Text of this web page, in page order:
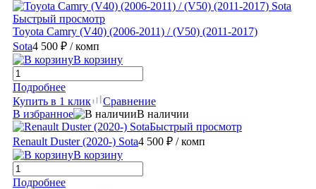
Быстрый просмотр
Toyota Camry (V40) (2006-2011) / (V50) (2011-2017)
Sota4 500 ₽ / комп
В корзину
Подробнее
Купить в 1 клик
Сравнение
В избранное
В наличии
Быстрый просмотр
Renault Duster (2020-) Sota4 500 ₽ / комп
В корзину
Подробнее